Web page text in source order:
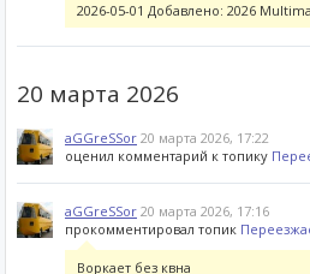
2026-05-01 Добавлено: 2026
20 марта 2026
aGGreSSor 20 марта 2026, 17:22
оценил комментарий к топику
aGGreSSor 20 марта 2026, 17:16
прокомментировал топик
Воркает без квна